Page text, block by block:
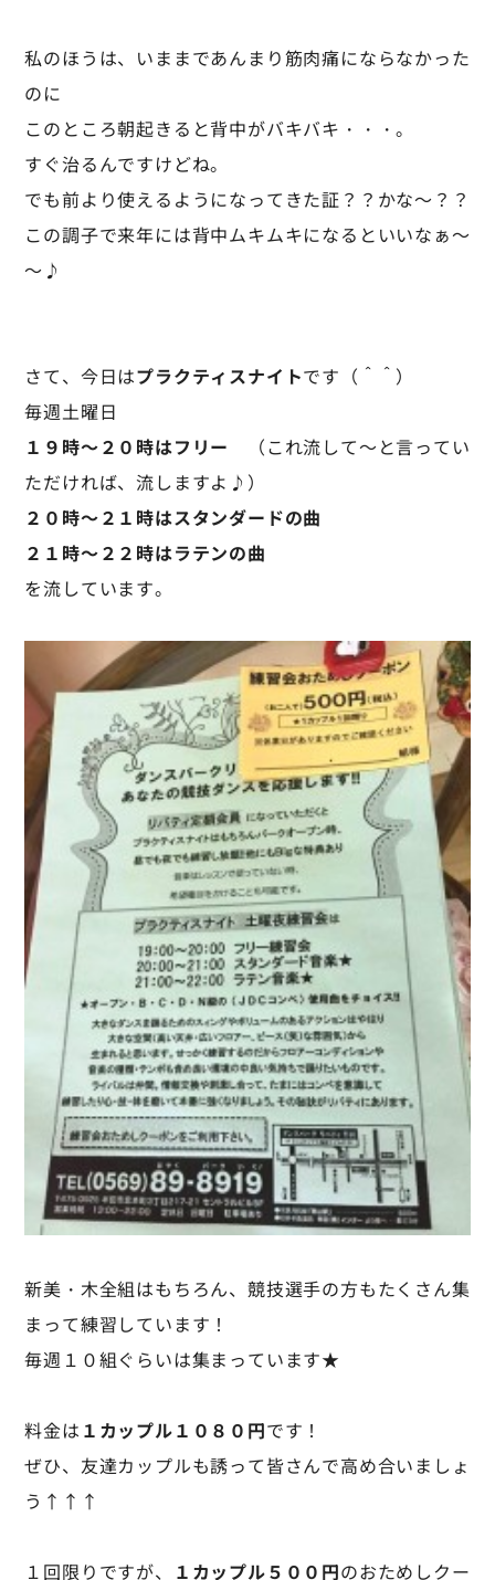
私のほうは、いままであんまり筋肉痛にならなかった
のに
このところ朝起きると背中がバキバキ・・・。
すぐ治るんですけどね。
でも前より使えるようになってきた証？？かな～？？
この調子で来年には背中ムキムキになるといいなぁ～
～♪
さて、今日はプラクティスナイトです（＾＾）
毎週土曜日
１９時～２０時はフリー
（これ流して～と言ってい
ただければ、流しますよ♪）
２０時～２１時はスタンダードの曲
２１時～２２時はラテンの曲
を流しています。
新美・木全組はもちろん、競技選手の方もたくさん集
まって練習しています！
毎週１０組ぐらいは集まっています★
料金は １カップル１０８０円です！
ぜひ、友達カップルも誘って皆さんで高め合いましょ
う↑↑↑
１回限りですが、 １カップル５００円のおためしクー